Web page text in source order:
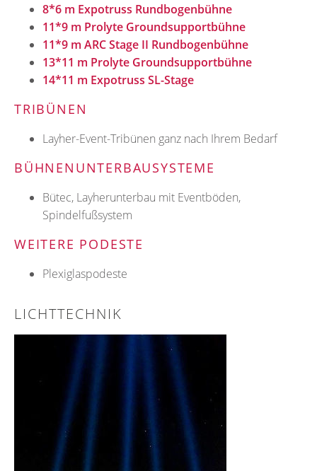
8*6 m Expotruss Rundbogenbühne
11*9 m Prolyte Groundsupportbühne
11*9 m ARC Stage II Rundbogenbühne
13*11 m Prolyte Groundsupportbühne
14*11 m Expotruss SL-Stage
TRIBÜNEN
Layher-Event-Tribünen ganz nach Ihrem Bedarf
BÜHNENUNTERBAUSYSTEME
Bütec, Layherunterbau mit Eventböden,
Spindelfußsystem
WEITERE PODESTE
Plexiglaspodeste
LICHTTECHNIK